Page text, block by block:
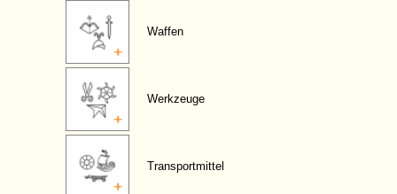
Waffen
Werkzeuge
Transportmittel